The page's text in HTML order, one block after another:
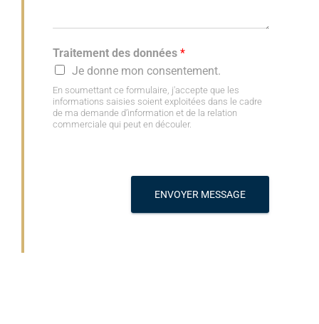
Traitement des données *
Je donne mon consentement.
En soumettant ce formulaire, j'accepte que les
informations saisies soient exploitées dans le cadre
de ma demande d’information et de la relation
commerciale qui peut en découler.
ENVOYER MESSAGE